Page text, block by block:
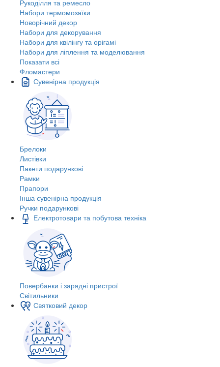
Рукоділля та ремесло
Набори термомозаїки
Новорічний декор
Набори для декорування
Набори для квілінгу та орігамі
Набори для ліплення та моделювання
Показати всі
Фломастери
Сувенірна продукція
Брелоки
Листівки
Пакети подарункові
Рамки
Прапори
Інша сувенірна продукція
Ручки подарункові
Електротовари та побутова техніка
Повербанки і зарядні пристрої
Світильники
Святковий декор